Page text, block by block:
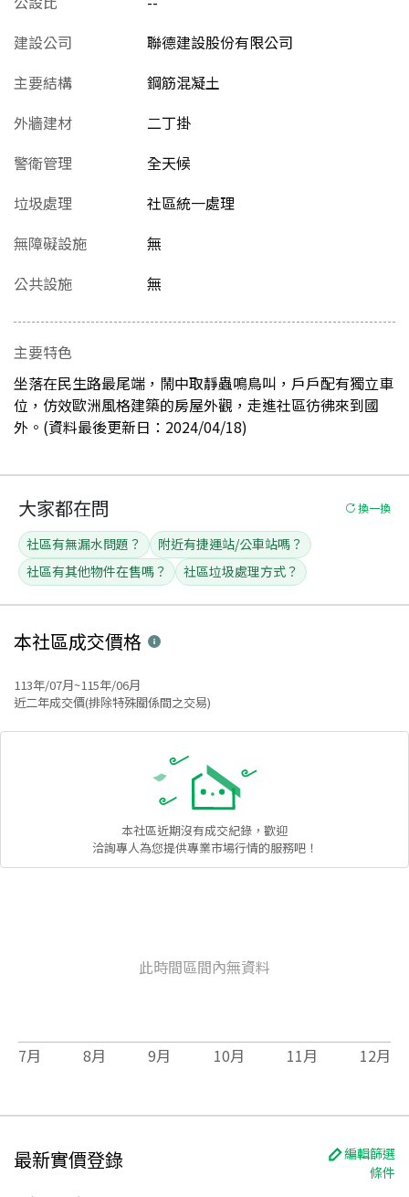
建設公司
聯德建設股份有限公司
主要結構
鋼筋混凝土
外牆建材
二丁掛
警衛管理
全天候
垃圾處理
社區統一處理
無障礙設施
無
公共設施
無
主要特色
坐落在民生路最尾端，鬧中取靜蟲鳴鳥叫，戶戶配有獨立車
位，仿效歐洲風格建築的房屋外觀，走進社區彷彿來到國
外。(資料最後更新日：2024/04/18)
大家都在問 換一換
社區有無漏水問題？
附近有捷運站/公車站嗎？
社區有其他物件在售嗎？
社區垃圾處理方式？
本社區成交價格
113年/07月~115年/06月
近二年成交價(排除特殊關係間之交易)
本社區近期沒有成交紀錄，歡迎
洽詢專人為您提供專業市場行情的服務吧！
此時間區間內無資料
7月 8月 9月 10月 11月 12月
最新實價登錄
編輯篩選
條件